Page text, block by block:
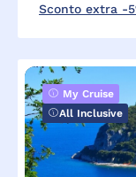
Sconto extra -
My Cruise
All Inclusive